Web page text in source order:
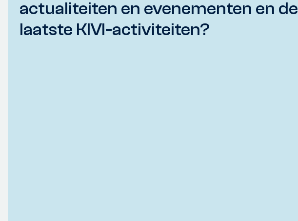
actualiteiten en evenementen en de
laatste KIVI-activiteiten?